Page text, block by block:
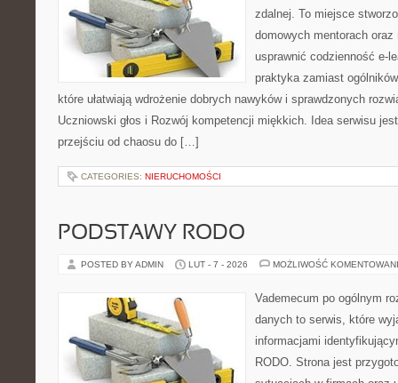
zdalnej. To miejsce
domowych mentorach
usprawnić codzienność e-
praktyka zamiast
które ułatwiają wdrożenie dobrych nawyków i sprawdzonych
Uczniowski głos i Rozwój kompetencji miękkich. Idea serwisu
przejściu od chaosu do […]
CATEGORIES: NIERUCHOMOŚCI
PODSTAWY RODO
POSTED BY ADMIN LUT - 7 - 2026 MOŻLIWOŚĆ
Vademecum po ogólnym
danych to serwis, które
informacjami
RODO. Strona jest